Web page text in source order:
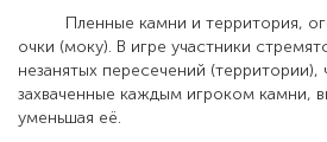
Пленные камни и территория,
очки (моку). В игре участники
незанятых пересечений
захваченные каждым игроком камни,
уменьшая её.